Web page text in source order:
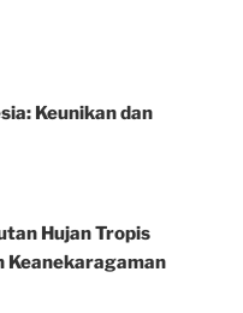
Keunikan dan
Hujan Tropis
Keanekaragaman